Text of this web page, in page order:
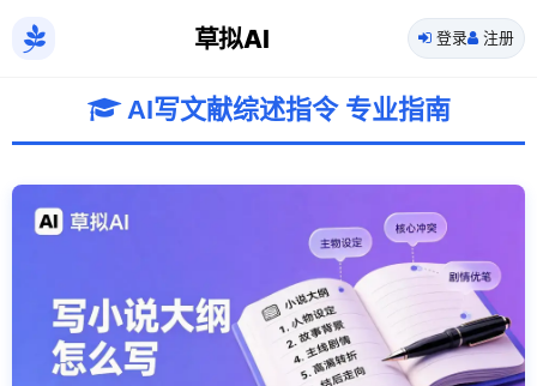
草拟AI 登录 注册
AI写文献综述指令 专业指南